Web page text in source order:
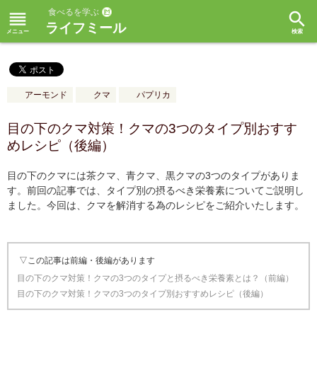
reorder 食べるを学ぶ
ライフミール search
アーモンド クマ パプリカ
目の下のクマ対策！クマの3つのタイプ別おすす
めレシピ（後編）
目の下のクマには茶クマ、青クマ、黒クマの3つのタイプがありま
す。前回の記事では、タイプ別の摂るべき栄養素についてご説明し
ました。今回は、クマを解消する為のレシピをご紹介いたします。
▽この記事は前編・後編があります
目の下のクマ対策！クマの3つのタイプと摂るべき栄養素とは？（前編）
目の下のクマ対策！クマの3つのタイプ別おすすめレシピ（後編）